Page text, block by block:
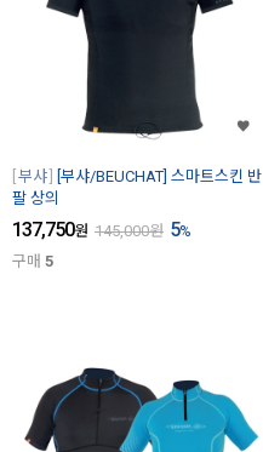
부샤
[부샤/BEUCHAT] 스마트스킨 반
팔 상의
137,750원 145,000원 5%
구매 5